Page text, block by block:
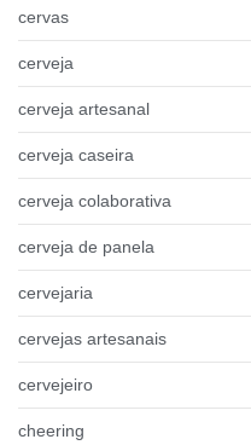
cervas
cerveja
cerveja artesanal
cerveja caseira
cerveja colaborativa
cerveja de panela
cervejaria
cervejas artesanais
cervejeiro
cheering